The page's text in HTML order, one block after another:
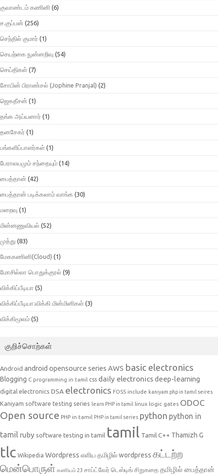
குவாண்டம் கணினி (6)
ச.குப்பன் (256)
செந்தில் குமார் (1)
செயற்கை நுன்னறிவு (54)
செய்திகள் (7)
சோபின் பிராண்சல் (Jophine Pranjal) (2)
ஜெகதீசன் (1)
தங்க அய்யனார் (1)
தனசேகர் (1)
பங்களிப்பாளர்கள் (1)
பேராலயமும் சந்தையும் (14)
பைத்தான் (42)
பைத்தான் படிக்கலாம் வாங்க (30)
மறைவு (1)
மின்னணுவியல் (52)
முத்து (83)
மேககணினி(Cloud) (1)
மோசில்லா பொதுக்குரல் (9)
விக்கிப்பீடியா (5)
விக்கிப்பீடியா:விக்கி மின்மினிகள் (3)
விக்கிமூலம் (5)
குறிச்சொற்கள்
Android android opensource series AWS basic electronics
Blogging C programming in tamil css daily electronicsdeep-learning
digital electronics DSA electronics FOSS include kaniyam php in tamil seires
Kaniyam software testing series learn PHP in tamil linux logic gates ODOC
Open source PHP in tamil PHP in tamil series python python in
tamil ruby software testing in tamil tamil Tamil C++ Thamizh G
tlc Wikipedia Wordpress எளிய தமிழில் wordpress கட்டற்ற
மென்பொருள் கணியம் 23 சாப்ட்வேர் டெஸ்டிங் சிறுகதை தமிழில் பைத்தான்